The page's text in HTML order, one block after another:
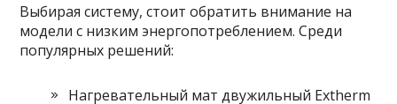
Выбирая систему, стоит обратить внимание на
модели с низким энергопотреблением. Среди
популярных решений:
Нагревательный мат двужильный Extherm